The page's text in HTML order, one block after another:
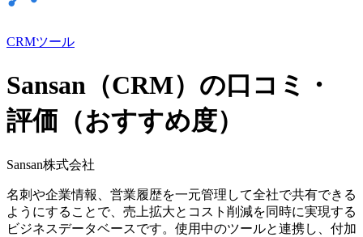
CRMツール
Sansan（CRM）の口コミ・
評価（おすすめ度）
Sansan株式会社
名刺や企業情報、営業履歴を一元管理して全社で共有できる
ようにすることで、売上拡大とコスト削減を同時に実現する
ビジネスデータベースです。使用中のツールと連携し、付加